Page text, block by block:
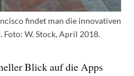
findet man die innovativen
W. Stock, April 2018.
Blick auf die Apps